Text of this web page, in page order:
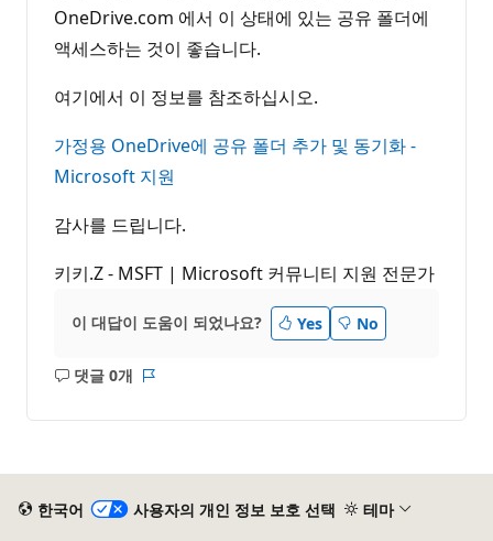
OneDrive.com 에서 이 상태에 있는 공유 폴더에
액세스하는 것이 좋습니다.
여기에서 이 정보를 참조하십시오.
가정용 OneDrive에 공유 폴더 추가 및 동기화 -
Microsoft 지원
감사를 드립니다.
키키.Z - MSFT | Microsoft 커뮤니티 지원 전문가
이 대답이 도움이 되었나요? Yes No
댓글 0개
설
한국어 사용자의 개인 정보 보호 선택 테마